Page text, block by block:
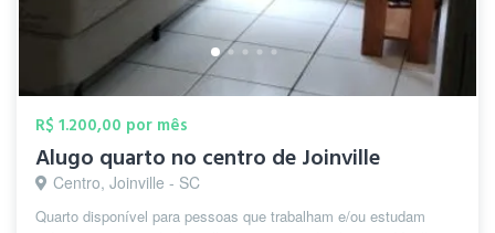
R$ 1.200,00 por mês
Alugo quarto no centro de Joinville
Centro, Joinville - SC
Quarto disponível para pessoas que trabalham e/ou estudam